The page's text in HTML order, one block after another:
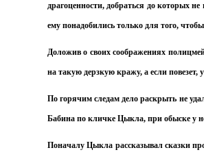
драгоценности, добраться до которых
ему понадобились только для того,
Доложив о своих соображениях
на такую дерзкую кражу, а если повезет,
По горячим следам дело раскрыть не
Бабина по кличке Цыкла, при обыске у
Поначалу Цыкла рассказывал сказки